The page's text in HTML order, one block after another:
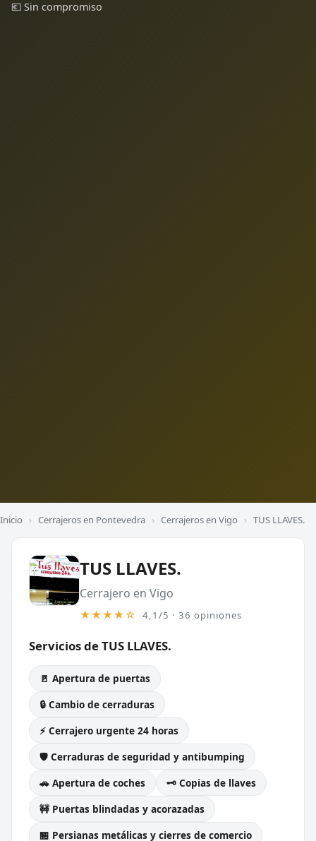
💶 Sin compromiso
Inicio › Cerrajeros en Pontevedra › Cerrajeros en Vigo › TUS LLAVES.
TUS LLAVES.
Cerrajero en Vigo
★★★★☆ 4,1/5 · 36 opiniones
Servicios de TUS LLAVES.
🚪 Apertura de puertas
🔒 Cambio de cerraduras
⚡ Cerrajero urgente 24 horas
🛡️ Cerraduras de seguridad y antibumping
🚗 Apertura de coches
🗝️ Copias de llaves
🚧 Puertas blindadas y acorazadas
🏪 Persianas metálicas y cierres de comercio